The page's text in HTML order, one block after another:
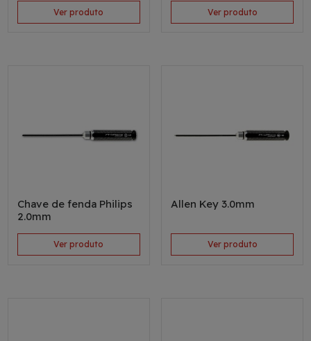
Ver produto Ver produto
Chave de fenda Philips
2.0mm
Ver produto
Allen Key 3.0mm
Ver produto